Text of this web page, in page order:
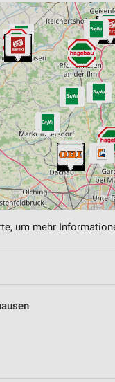
um mehr